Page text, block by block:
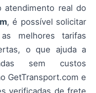
atendimento real do
, é possível solicitar
melhores tarifas
o que ajuda a
sem custos
GetTransport.com e